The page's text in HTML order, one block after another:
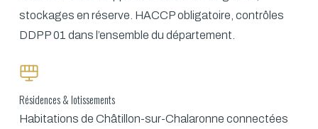
stockages en réserve. HACCP obligatoire, contrôles
DDPP 01 dans l’ensemble du département.
Résidences & lotissements
Habitations de Châtillon-sur-Chalaronne connectées